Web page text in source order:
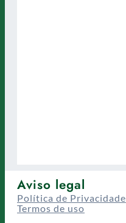
Aviso legal
Política de Privacidade
Termos de uso